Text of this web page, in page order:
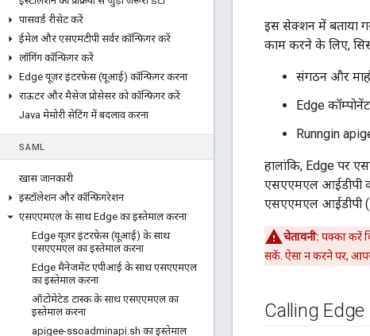
पासवर्ड रीसेट करें
ईमेल और एसएमटीपी सर्वर कॉन्फ़िगर करें
लॉगिंग कॉन्फ़िगर करें
Edge यूज़र इंटरफ़ेस (यूआई) कॉन्फ़िगर करना
राऊटर और मैसेज प्रोसेसर को कॉन्फ़िगर करें
Java मेमोरी सेटिंग में बदलाव करना
SAML
खास जानकारी
इंस्टॉलेशन और कॉन्फ़िगरेशन
एसएएमएल के साथ Edge का इस्तेमाल करना
Edge यूज़र इंटरफ़ेस (यूआई) के साथ
एसएएमएल का इस्तेमाल करना
Edge मैनेजमेंट एपीआई के साथ एसएएमएल
का इस्तेमाल करना
ऑटोमेटेड टास्क के साथ एसएएमएल का
इस्तेमाल करना
apigee-ssoadminapi.sh का इस्तेमाल
इस सेक्शन में बताया
काम करने के लिए,
संगठन और
Edge
Runngin
हालांकि, Edge पर
एसएएमएल आईडीपी
एसएएमएल आईडीपी
चेतावनी: पक्का करें
सकें. ऐसा न करने पर, आपके
Calling